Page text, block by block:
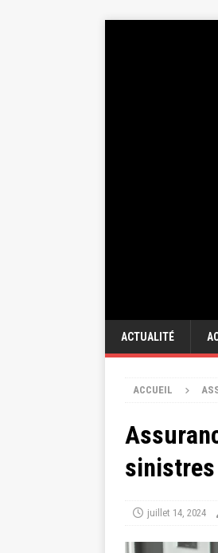
ACTUALITÉ
ACCUEIL
juillet 14, 2024